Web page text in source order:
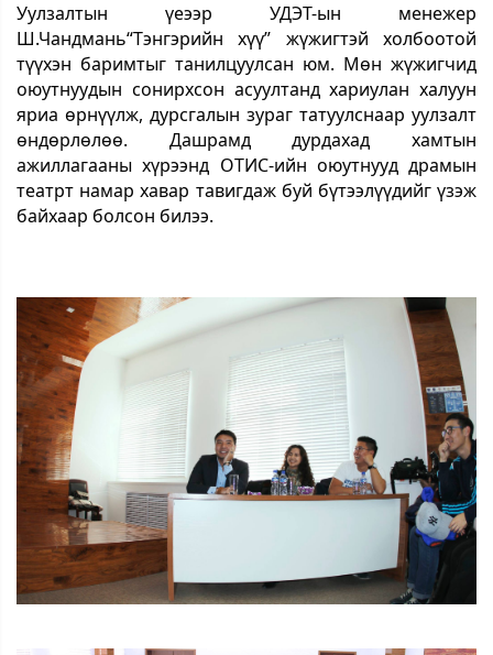
Уулзалтын үеээр УДЭТ-ын менежер
Ш.Чандмань“Тэнгэрийн хүү” жүжигтэй холбоотой
түүхэн баримтыг танилцуулсан юм. Мөн жүжигчид
оюутнуудын сонирхсон асуултанд хариулан халуун
яриа өрнүүлж, дурсгалын зураг татуулснаар уулзалт
өндөрлөлөө. Дашрамд дурдахад хамтын
ажиллагааны хүрээнд ОТИС-ийн оюутнууд драмын
театрт намар хавар тавигдаж буй бүтээлүүдийг үзэж
байхаар болсон билээ.